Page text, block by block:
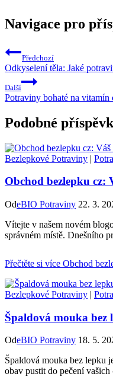
Navigace pro
Předchozí
Odkyselení těla: Jaké
Další
Potraviny bohaté na vitamín
Podobné
Bezlepkové Potraviny |
Obchod bezlepku cz:
OdeBIO Potraviny 22. 3.
Vítejte v našem novém
správném místě. Dnešního
Přečtěte si více Obchod
Bezlepkové Potraviny |
Špaldová mouka bez
OdeBIO Potraviny 18. 5.
Špaldová mouka bez lepku
obav pustit do pečení